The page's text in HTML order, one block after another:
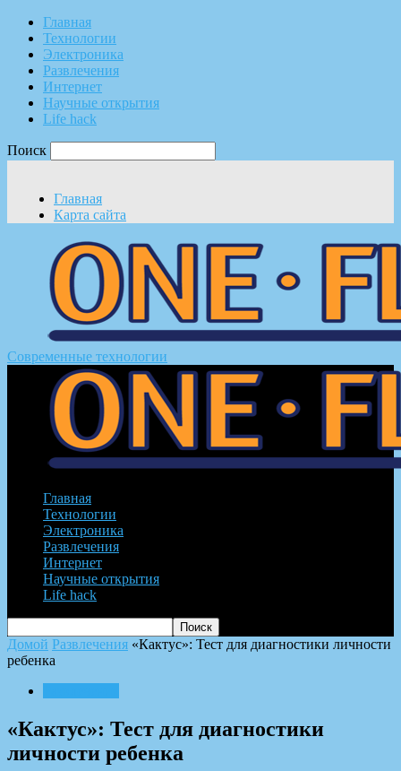
Главная
Технологии
Электроника
Развлечения
Интернет
Научные открытия
Life hack
Поиск
Главная
Карта сайта
Современные технологии
Главная
Технологии
Электроника
Развлечения
Интернет
Научные открытия
Life hack
Домой Развлечения «Кактус»: Тест для диагностики личности
ребенка
«Кактус»: Тест для диагностики
личности ребенка